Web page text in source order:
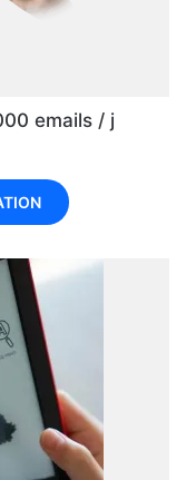
emails / j